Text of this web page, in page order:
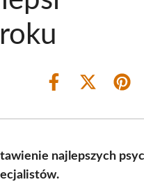
Share
Share
(Twitter)
najlepszych